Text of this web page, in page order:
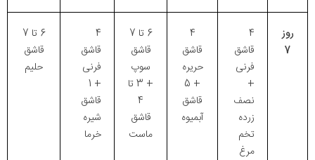
روز
7
4
قاشق
فرنی
+
نصف
زرده
تخم
مرغ
4
قاشق
حریره
+ 5
قاشق
آبمیوه
6 تا 7
قاشق
سوپ
+ 3 تا
4
قاشق
ماست
4
قاشق
فرنی
+ 1
قاشق
شیره
خرما
6 تا 7
قاشق
حلیم